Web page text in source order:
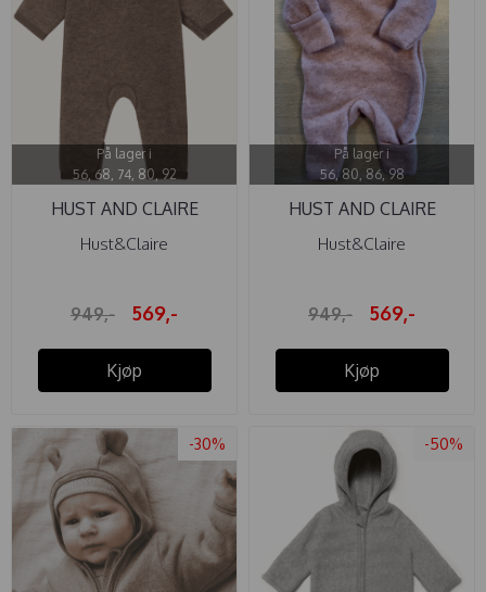
På lager i
56, 68, 74, 80, 92
HUST AND CLAIRE
HELDRESS ...
Hust&Claire
949,- 569,-
Kjøp
På lager i
56, 80, 86, 98
HUST AND CLAIRE
HELDRESS ...
Hust&Claire
949,- 569,-
Kjøp
-30% -50%